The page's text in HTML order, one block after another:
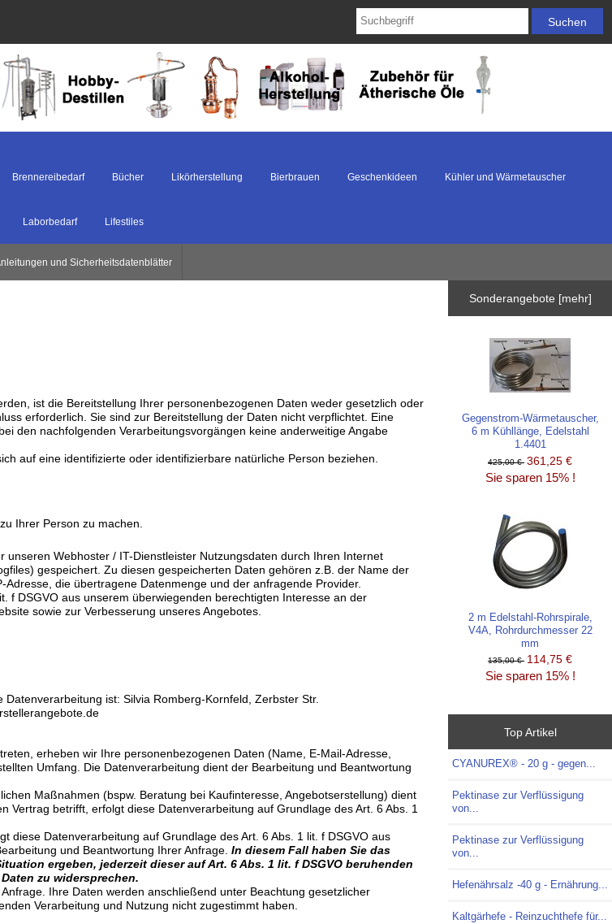
Brennereibedarf Bücher Likörherstellung Bierbrauen Geschenkideen Kühler und Wärmetauscher
Laborbedarf Lifestiles
und Sicherheitsdatenblätter
ist die Bereitstellung Ihrer personenbezogenen Daten weder gesetzlich oder
erforderlich. Sie sind zur Bereitstellung der Daten nicht verpflichtet. Eine
den nachfolgenden Verarbeitungsvorgängen keine anderweitige Angabe
auf eine identifizierte oder identifizierbare natürliche Person beziehen.
Ihrer Person zu machen.
Webhoster / IT-Dienstleister Nutzungsdaten durch Ihren Internet
gespeichert. Zu diesen gespeicherten Daten gehören z.B. der Name der
die übertragene Datenmenge und der anfragende Provider.
f DSGVO aus unserem überwiegenden berechtigten Interesse an der
sowie zur Verbesserung unseres Angebotes.
ist: Silvia Romberg-Kornfeld, Zerbster Str.
erheben wir Ihre personenbezogenen Daten (Name, E-Mail-Adresse,
Umfang. Die Datenverarbeitung dient der Bearbeitung und Beantwortung
Maßnahmen (bspw. Beratung bei Kaufinteresse, Angebotserstellung) dient
Vertrag betrifft, erfolgt diese Datenverarbeitung auf Grundlage des Art. 6 Abs. 1
diese Datenverarbeitung auf Grundlage des Art. 6 Abs. 1 lit. f DSGVO aus
und Beantwortung Ihrer Anfrage. In diesem Fall haben Sie das
ergeben, jederzeit dieser auf Art. 6 Abs. 1 lit. f DSGVO beruhenden
zu widersprechen.
Ihre Daten werden anschließend unter Beachtung gesetzlicher
Verarbeitung und Nutzung nicht zugestimmt haben.
Sonderangebote [mehr]
Gegenstrom-Wärmetauscher,
6 m Kühllänge, Edelstahl
1.4401
425,00 € 361,25 €
Sie sparen 15% !
2 m Edelstahl-Rohrspirale,
V4A, Rohrdurchmesser 22
mm
135,00 € 114,75 €
Sie sparen 15% !
Top Artikel
CYANUREX® - 20 g - gegen...
Pektinase zur Verflüssigung
von...
Pektinase zur Verflüssigung
von...
Hefenährsalz -40 g - Ernährung...
Kaltgärhefe - Reinzuchthefe für...